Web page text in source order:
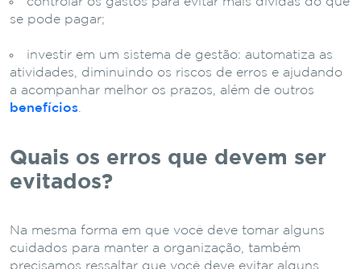
se pode pagar;
investir em um sistema de gestão: automatiza as
atividades, diminuindo os riscos de erros e ajudando
a acompanhar melhor os prazos, além de outros
benefícios
Quais os erros que devem ser
evitados?
Na mesma forma em que você deve tomar alguns
cuidados para manter a organização, também
precisamos ressaltar que você deve evitar alguns